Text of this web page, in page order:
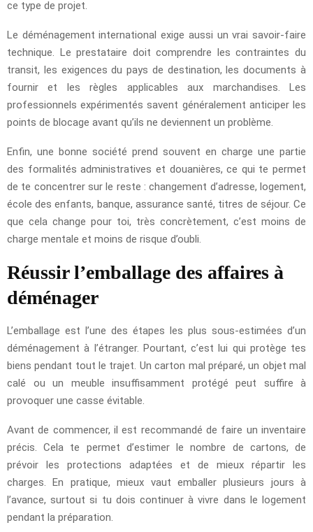
ce type de projet.
Le déménagement international exige aussi un vrai savoir-faire
technique. Le prestataire doit comprendre les contraintes du
transit, les exigences du pays de destination, les documents à
fournir et les règles applicables aux marchandises. Les
professionnels expérimentés savent généralement anticiper les
points de blocage avant qu’ils ne deviennent un problème.
Enfin, une bonne société prend souvent en charge une partie
des formalités administratives et douanières, ce qui te permet
de te concentrer sur le reste : changement d’adresse, logement,
école des enfants, banque, assurance santé, titres de séjour. Ce
que cela change pour toi, très concrètement, c’est moins de
charge mentale et moins de risque d’oubli.
Réussir l’emballage des affaires à
déménager
L’emballage est l’une des étapes les plus sous-estimées d’un
déménagement à l’étranger. Pourtant, c’est lui qui protège tes
biens pendant tout le trajet. Un carton mal préparé, un objet mal
calé ou un meuble insuffisamment protégé peut suffire à
provoquer une casse évitable.
Avant de commencer, il est recommandé de faire un inventaire
précis. Cela te permet d’estimer le nombre de cartons, de
prévoir les protections adaptées et de mieux répartir les
charges. En pratique, mieux vaut emballer plusieurs jours à
l’avance, surtout si tu dois continuer à vivre dans le logement
pendant la préparation.